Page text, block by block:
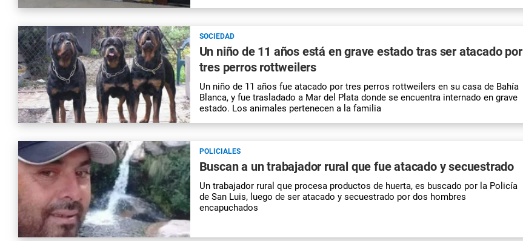
SOCIEDAD
Un niño de 11 años está en grave estado tras ser atacado por
tres perros rottweilers
Un niño de 11 años fue atacado por tres perros rottweilers en su casa de Bahía
Blanca, y fue trasladado a Mar del Plata donde se encuentra internado en grave
estado. Los animales pertenecen a la familia
POLICIALES
Buscan a un trabajador rural que fue atacado y secuestrado
Un trabajador rural que procesa productos de huerta, es buscado por la Policía
de San Luis, luego de ser atacado y secuestrado por dos hombres
encapuchados